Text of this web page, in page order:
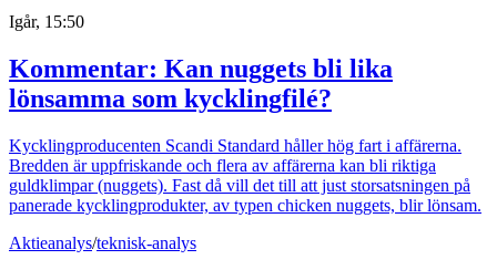
Igår, 15:50
Kommentar: Kan nuggets bli lika
lönsamma som kycklingfilé?
Kycklingproducenten Scandi Standard håller hög fart i affärerna.
Bredden är uppfriskande och flera av affärerna kan bli riktiga
guldklimpar (nuggets). Fast då vill det till att just storsatsningen på
panerade kycklingprodukter, av typen chicken nuggets, blir lönsam.
Aktieanalys/teknisk-analys